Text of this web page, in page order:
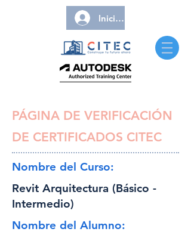
Iniciar sesión
PÁGINA DE VERIFICACIÓN
DE CERTIFICADOS CITEC
Nombre del Curso:
Revit Arquitectura (Básico -
Intermedio)
Nombre del Alumno: